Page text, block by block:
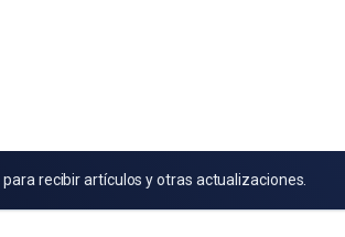
para recibir artículos y otras actualizaciones.